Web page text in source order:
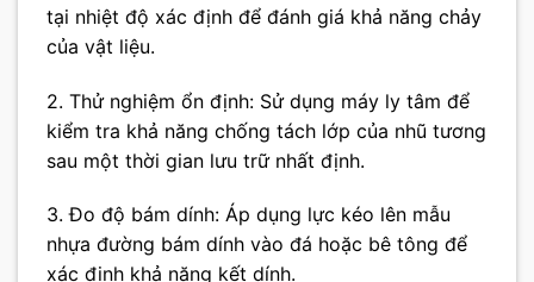
tại nhiệt độ xác định để đánh giá khả năng chảy
của vật liệu.
2. Thử nghiệm ổn định: Sử dụng máy ly tâm để
kiểm tra khả năng chống tách lớp của nhũ tương
sau một thời gian lưu trữ nhất định.
3. Đo độ bám dính: Áp dụng lực kéo lên mẫu
nhựa đường bám dính vào đá hoặc bê tông để
xác định khả năng kết dính.